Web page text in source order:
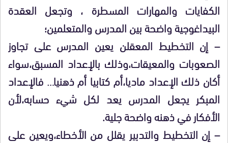
الكفايات والمهارات المسطرة ، وتجعل العقدة
البيداغوجية واضحة بين المدرس والمتعلمين؛
– إن التخطيط المعقلن يعين المدرس على تجاوز
الصعوبات والمعيقات،وذلك بالإعداد المسبق،سواء
أكان ذلك الإعداد ماديا،أم كتابيا أم ذهنيا… فالإعداد
المبكر يجعل المدرس يعد لكل شيء حسابه،لأن
الأفكار في ذهنه واضحة جلية.
– إن التخطيط والتدبير يقلل من الأخطاء،ويعين على